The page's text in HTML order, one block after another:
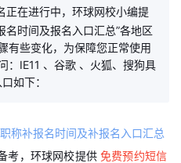
正在进行中，环球网校小编提
时间及报名入口汇总”各地区
有些变化，为保障您正常使用
：IE11 、谷歌 、火狐、搜狗具
如下：
称补报名时间及补报名入口汇总
考，环球网校提供免费预约短信